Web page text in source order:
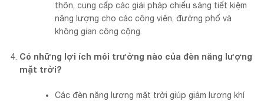
thôn, cung cấp các giải pháp chiếu sáng tiết kiệm
năng lượng cho các công viên, đường phố và
không gian công cộng.
Có những lợi ích môi trường nào của đèn năng lượng
mặt trời?
Các đèn năng lượng mặt trời giúp giảm lượng khí